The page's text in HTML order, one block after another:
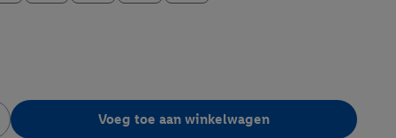
Voeg toe aan winkelwagen